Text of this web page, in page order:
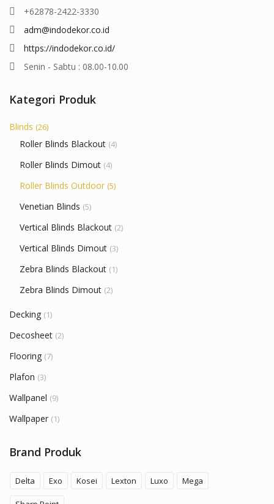
+62878-2422-3330
adm@indodekor.co.id
https://indodekor.co.id/
Senin - Sabtu : 08.00-10.00
Kategori Produk
Blinds (26)
Roller Blinds Blackout (4)
Roller Blinds Dimout (4)
Roller Blinds Outdoor (5)
Venetian Blinds (5)
Vertical Blinds Blackout (2)
Vertical Blinds Dimout (3)
Zebra Blinds Blackout (1)
Zebra Blinds Dimout (2)
Decking (1)
Decosheet (2)
Flooring (7)
Plafon (3)
Wallpanel (9)
Wallpaper (1)
Brand Produk
Delta Exo Kosei Lexton Luxo Mega